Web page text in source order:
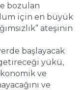
bozulan
için en büyük
ateşinin
başlayacak
yükü,
ve
ve